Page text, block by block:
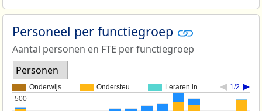
Personeel per functiegroep
Aantal personen en FTE per functiegroep
Personen
Onderwijs… Ondersteu… Leraren in… 1/2
500
500